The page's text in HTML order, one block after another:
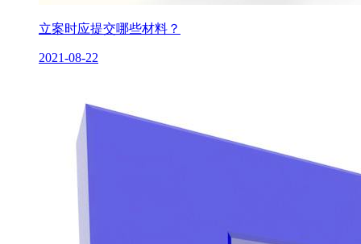
立案时应提交哪些材料？
2021-08-22